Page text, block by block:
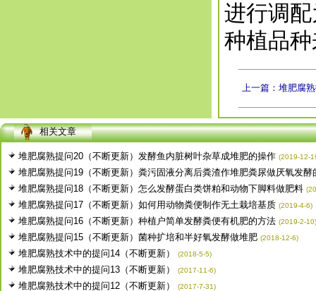
进行调
种植品
上一篇：堆肥腐
相关文章
堆肥腐熟提问20（不断更新）发酵鱼内脏树叶杂草成堆肥的操作 (2019-12-
堆肥腐熟提问19（不断更新）粪污固液分离后粪渣作堆肥粪尿做厌氧发酵
堆肥腐熟提问18（不断更新）怎么发酵蛋白类饼粕和动物下脚料做肥料
堆肥腐熟提问17（不断更新）如何用动物粪便制作无土栽培基质 (2019-4-6)
堆肥腐熟提问16（不断更新）种植户简单发酵粪便有机肥的方法 (2019-2-10)
堆肥腐熟提问15（不断更新）菌种扩培和半好氧发酵做堆肥 (2018-12-6)
堆肥腐熟技术中的提问14（不断更新） (2018-5-5)
堆肥腐熟技术中的提问13（不断更新） (2017-11-6)
堆肥腐熟技术中的提问12（不断更新） (2017-7-31)